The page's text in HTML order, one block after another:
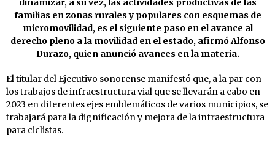
dinamizar, a su vez, las actividades productivas de las
familias en zonas rurales y populares con esquemas de
micromovilidad, es el siguiente paso en el avance al
derecho pleno a la movilidad en el estado, afirmó Alfonso
Durazo, quien anunció avances en la materia.
El titular del Ejecutivo sonorense manifestó que, a la par con
los trabajos de infraestructura vial que se llevarán a cabo en
2023 en diferentes ejes emblemáticos de varios municipios, se
trabajará para la dignificación y mejora de la infraestructura
para ciclistas.